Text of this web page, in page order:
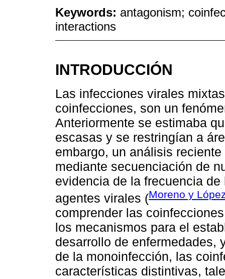
Keywords: antagonism;
interactions
INTRODUCCIÓN
Las infecciones virales
coinfecciones, son un
Anteriormente se estimaba
escasas y se restringían a
embargo, un análisis
mediante secuenciación de
evidencia de la frecuencia
agentes virales (Moreno y
comprender las
los mecanismos para el
desarrollo de enfermedades,
de la monoinfección, las
características distintivas,